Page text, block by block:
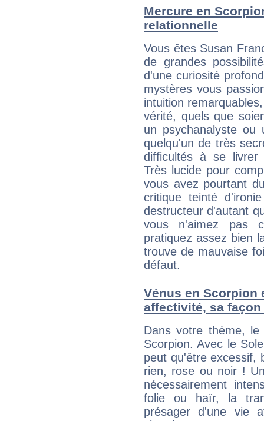
Mercure en
relationnelle
Vous êtes Susan
de grandes
d'une curiosité
mystères vous
intuition
vérité, quels que
un psychanalyste ou
quelqu'un de très
difficultés à se livrer
Très lucide pour
vous avez pourtant
critique teinté
destructeur d'autant
vous n'aimez pas
pratiquez assez bien
trouve de mauvaise
défaut.
Vénus en Scorpion
affectivité, sa
Dans votre thème,
Scorpion. Avec le
peut qu'être excessif,
rien, rose ou noir !
nécessairement
folie ou haïr, la
présager d'une vie